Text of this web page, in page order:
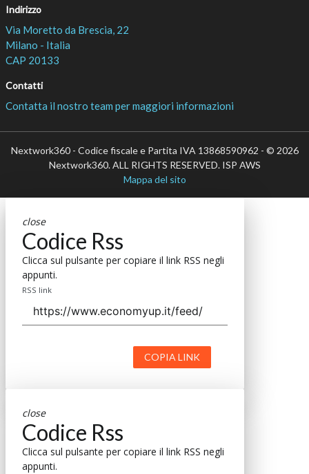
Indirizzo
Via Moretto da Brescia, 22
Milano - Italia
CAP 20133
Contatti
Contatta il nostro team per maggiori informazioni
Nextwork360 - Codice fiscale e Partita IVA 13868590962 - © 2026
Nextwork360. ALL RIGHTS RESERVED. ISP AWS
Mappa del sito
close
Codice Rss
Clicca sul pulsante per copiare il link RSS negli
appunti.
RSS link
COPIA LINK
close
Codice Rss
Clicca sul pulsante per copiare il link RSS negli
appunti.